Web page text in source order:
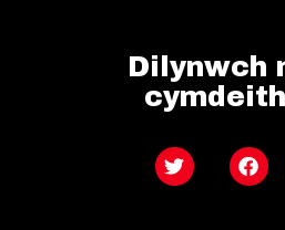
Dilynwch
Twitter